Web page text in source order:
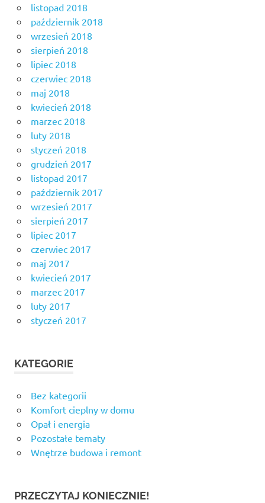
listopad 2018
październik 2018
wrzesień 2018
sierpień 2018
lipiec 2018
czerwiec 2018
maj 2018
kwiecień 2018
marzec 2018
luty 2018
styczeń 2018
grudzień 2017
listopad 2017
październik 2017
wrzesień 2017
sierpień 2017
lipiec 2017
czerwiec 2017
maj 2017
kwiecień 2017
marzec 2017
luty 2017
styczeń 2017
KATEGORIE
Bez kategorii
Komfort cieplny w domu
Opał i energia
Pozostałe tematy
Wnętrze budowa i remont
PRZECZYTAJ KONIECZNIE!